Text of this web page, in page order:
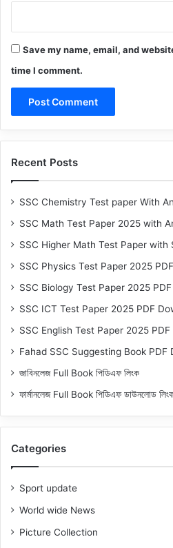
Save my name, email, and
time I comment.
Recent Posts
SSC Chemistry Test paper With
SSC Math Test Paper 2025 with
SSC Higher Math Test Paper with
SSC Physics Test Paper 2025
SSC Biology Test Paper 2025
SSC ICT Test Paper 2025 PDF
SSC English Test Paper 2025 PDF
Fahad SSC Suggesting Book PDF
জাবিনলেজ Full Book পিডিএফ লিংক
ফার্মানলেজ Full Book পিডিএফ ডাউনলোড
Categories
Sport update
World wide News
Picture Collection